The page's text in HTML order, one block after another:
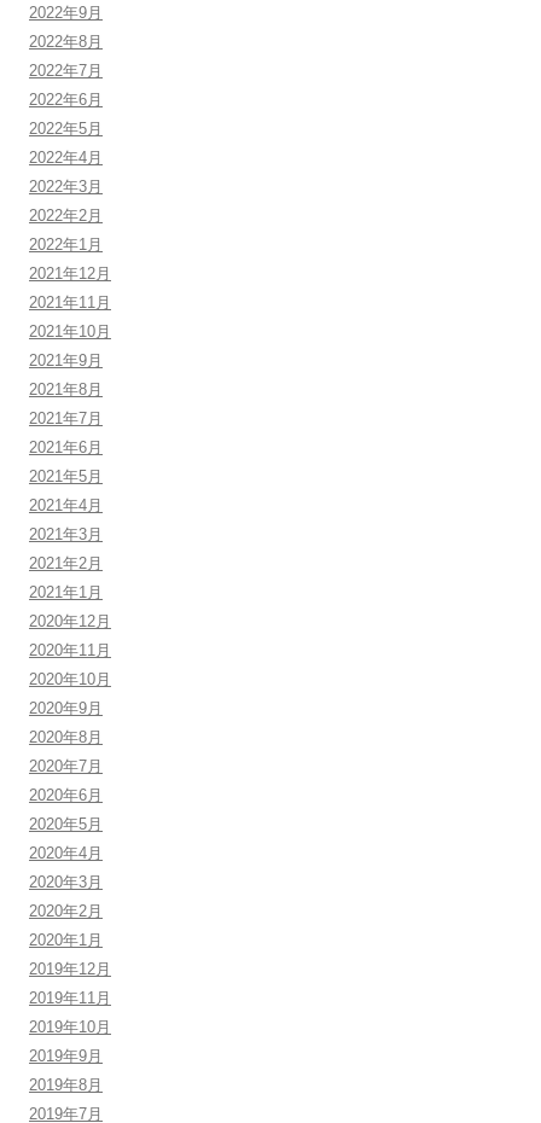
2022年9月
2022年8月
2022年7月
2022年6月
2022年5月
2022年4月
2022年3月
2022年2月
2022年1月
2021年12月
2021年11月
2021年10月
2021年9月
2021年8月
2021年7月
2021年6月
2021年5月
2021年4月
2021年3月
2021年2月
2021年1月
2020年12月
2020年11月
2020年10月
2020年9月
2020年8月
2020年7月
2020年6月
2020年5月
2020年4月
2020年3月
2020年2月
2020年1月
2019年12月
2019年11月
2019年10月
2019年9月
2019年8月
2019年7月